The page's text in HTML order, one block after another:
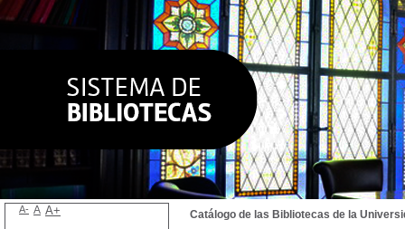
Catálogo de las Bibliotecas de la
A- A A+